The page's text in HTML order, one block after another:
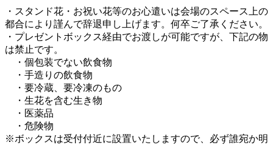
・スタンド花・お祝い花等のお心遣いは会場のスペース上の
都合により謹んで辞退申し上げます。何卒ご了承ください。
・プレゼントボックス経由でお渡しが可能ですが、下記の物
は禁止です。
・個包装でない飲食物
・手造りの飲食物
・要冷蔵、要冷凍のもの
・生花を含む生き物
・医薬品
・危険物
※ボックスは受付付近に設置いたしますので、必ず誰宛か明